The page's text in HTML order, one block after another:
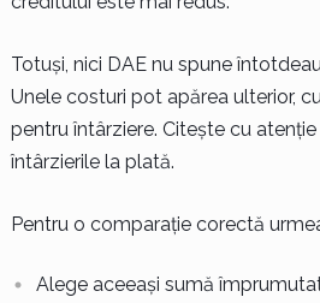
Totuși, nici DAE nu spune
Unele costuri pot apărea ulterior,
pentru întârziere. Citește cu
întârzierile la plată.
Pentru o comparație corectă
Alege aceeași sumă